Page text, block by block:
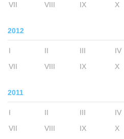
VII
VIII IX X
2012
I II III IV
VII
VIII IX X
2011
I II III IV
VII
VIII IX X